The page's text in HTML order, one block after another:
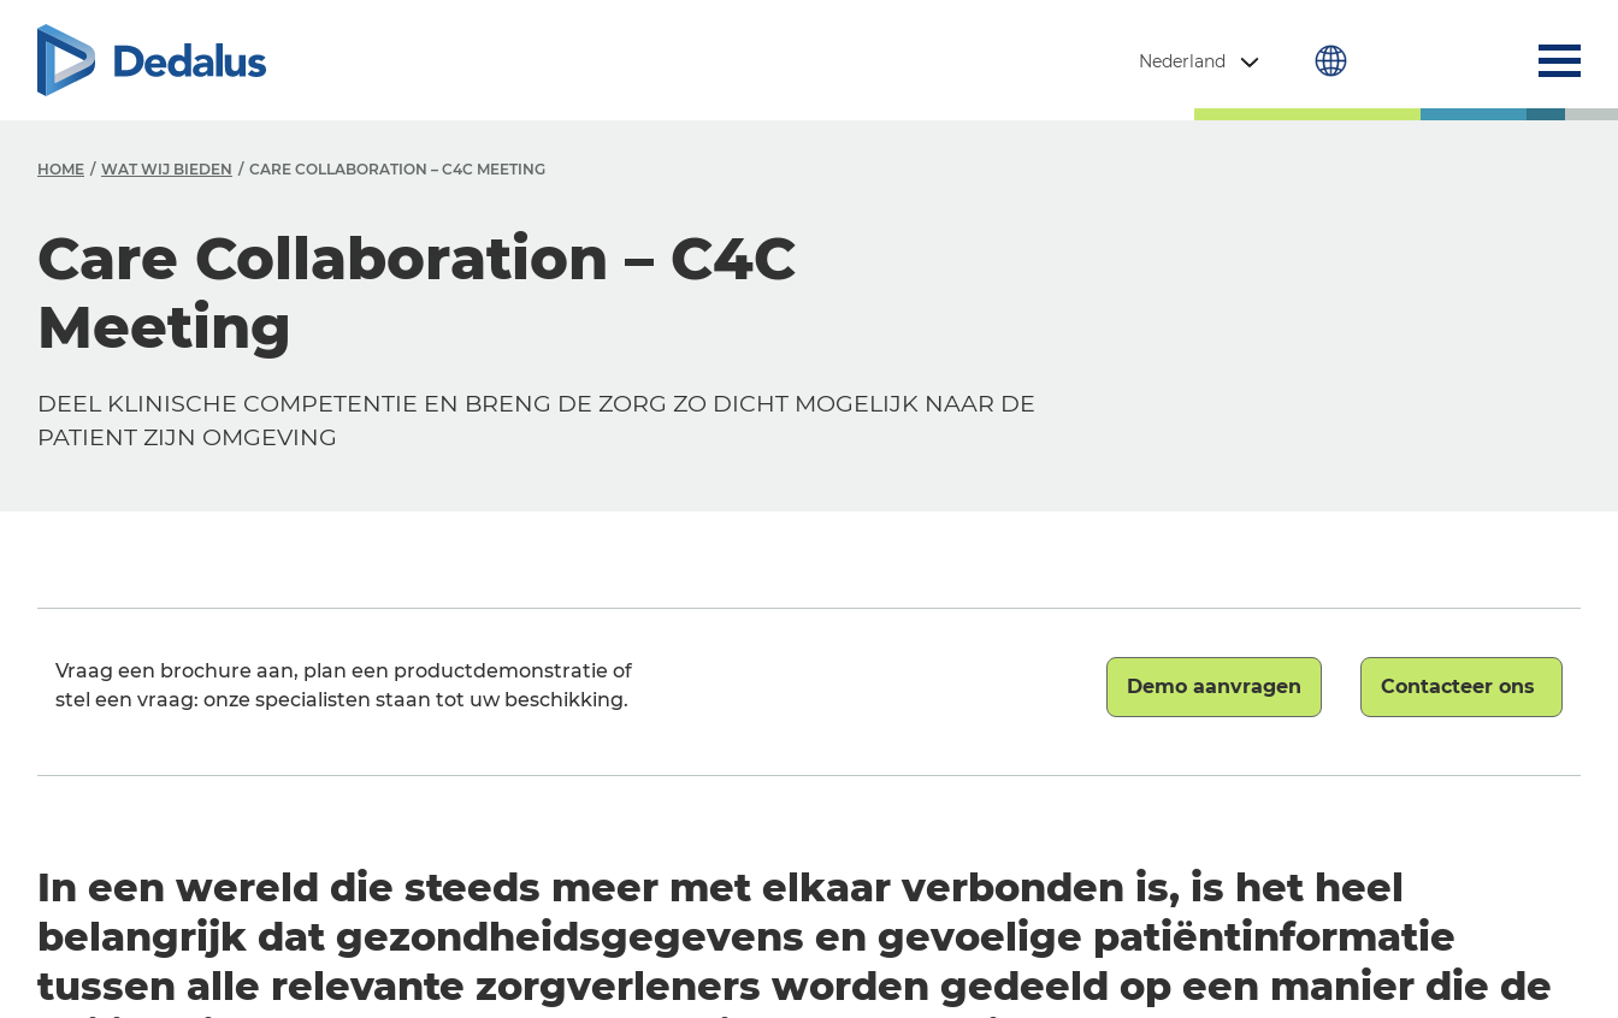
Nederland
HOME WAT WIJ BIEDEN CARE COLLABORATION – C4C MEETING
Care Collaboration – C4C
Meeting
DEEL KLINISCHE COMPETENTIE EN BRENG DE ZORG ZO DICHT MOGELIJK NAAR DE
PATIENT ZIJN OMGEVING
Vraag een brochure aan, plan een productdemonstratie of
stel een vraag: onze specialisten staan tot uw beschikking.
Demo aanvragen Contacteer ons
In een wereld die steeds meer met elkaar verbonden is, is het heel
belangrijk dat gezondheidsgegevens en gevoelige patiëntinformatie
tussen alle relevante zorgverleners worden gedeeld op een manier die de